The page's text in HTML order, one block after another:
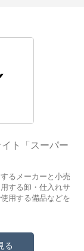
ト「スーパー
るメーカーと小売
する卸・仕入れサ
用する備品などを
る